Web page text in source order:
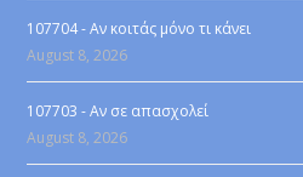
107704 - Αν κοιτάς μόνο τι κάνει
August 8, 2026
107703 - Αν σε απασχολεί
August 8, 2026